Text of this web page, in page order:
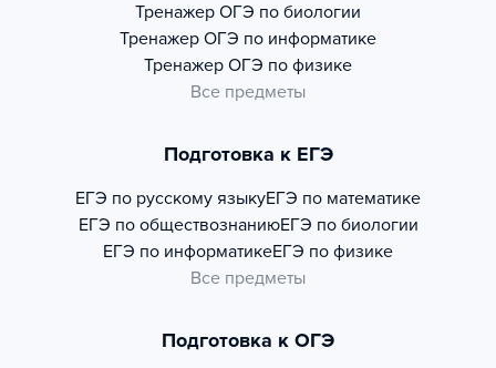
Тренажер ОГЭ по биологии
Тренажер ОГЭ по информатике
Тренажер ОГЭ по физике
Все предметы
Подготовка к ЕГЭ
ЕГЭ по русскому языкуЕГЭ по математике
ЕГЭ по обществознаниюЕГЭ по биологии
ЕГЭ по информатикеЕГЭ по физике
Все предметы
Подготовка к ОГЭ